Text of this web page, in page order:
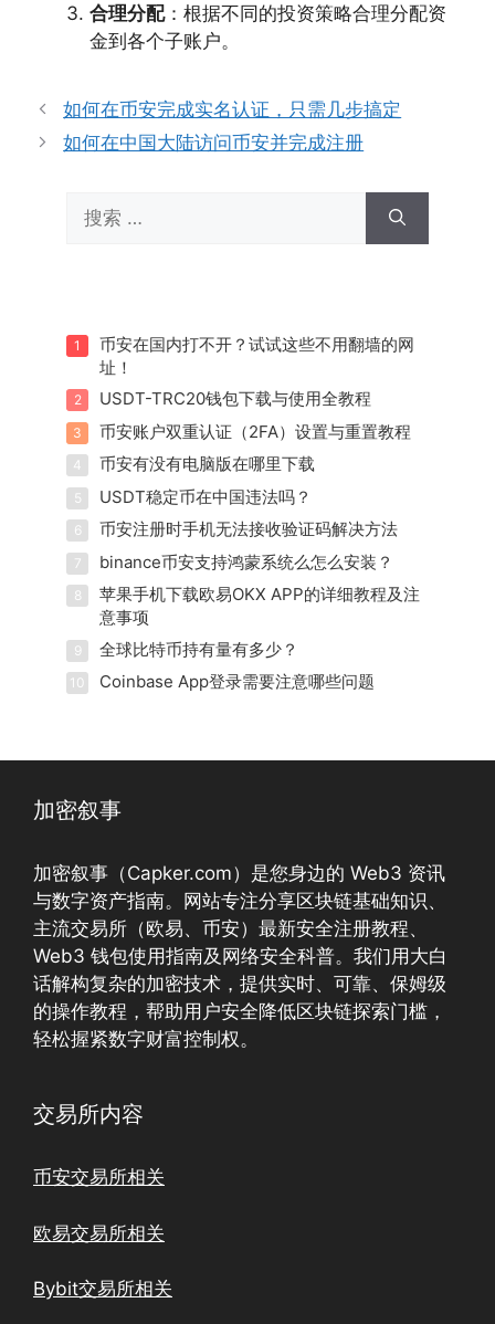
合理分配：根据不同的投资策略合理分配资
金到各个子账户。
如何在币安完成实名认证，只需几步搞定
如何在中国大陆访问币安并完成注册
索：
1
币安在国内打不开？试试这些不用翻墙的网
址！
2 USDT-TRC20钱包下载与使用全教程
3 币安账户双重认证（2FA）设置与重置教程
4 币安有没有电脑版在哪里下载
5 USDT稳定币在中国违法吗？
6 币安注册时手机无法接收验证码解决方法
7 binance币安支持鸿蒙系统么怎么安装？
8
苹果手机下载欧易OKX APP的详细教程及注
意事项
9 全球比特币持有量有多少？
10 Coinbase App登录需要注意哪些问题
加密叙事
加密叙事（Capker.com）是您身边的 Web3 资讯
与数字资产指南。网站专注分享区块链基础知识、
主流交易所（欧易、币安）最新安全注册教程、
Web3 钱包使用指南及网络安全科普。我们用大白
话解构复杂的加密技术，提供实时、可靠、保姆级
的操作教程，帮助用户安全降低区块链探索门槛，
轻松握紧数字财富控制权。
交易所内容
币安交易所相关
欧易交易所相关
Bybit交易所相关